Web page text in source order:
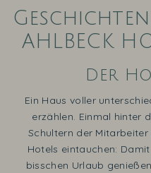
AHLBECK
Der
Ein Haus voller
erzählen. Einmal hinter
Schultern der
Hotels eintauchen:
bisschen Urlaub